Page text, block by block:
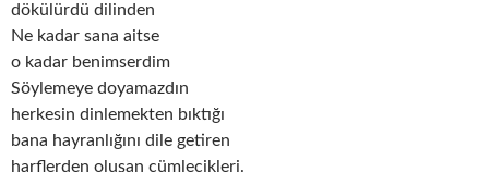
dökülürdü dilinden
Ne kadar sana aitse
o kadar benimserdim
Söylemeye doyamazdın
herkesin dinlemekten bıktığı
bana hayranlığını dile getiren
harflerden oluşan cümlecikleri.